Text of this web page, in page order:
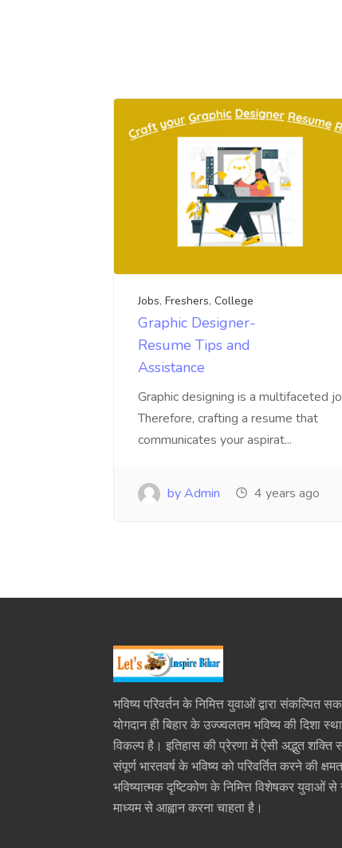
Jobs, Freshers, College
Graphic Designer-
Resume Tips and
Assistance
Graphic designing is a multifaceted
Therefore, crafting a resume that
communicates your aspirat...
by Admin 4 years ago
भविष्य परिवर्तन के निमित्त युवाओं द्वारा संकल्पित
योगदान ही बिहार के उज्ज्वलतम भविष्य की दिशा
विकल्प है। इतिहास की प्रेरणा में ऐसी अद्भुत शक्ति
संपूर्ण भारतवर्ष के भविष्य को परिवर्तित करने की
भविष्यात्मक दृष्टिकोण के निमित्त विशेषकर युवाओं
माध्यम से आह्वान करना चाहता है।